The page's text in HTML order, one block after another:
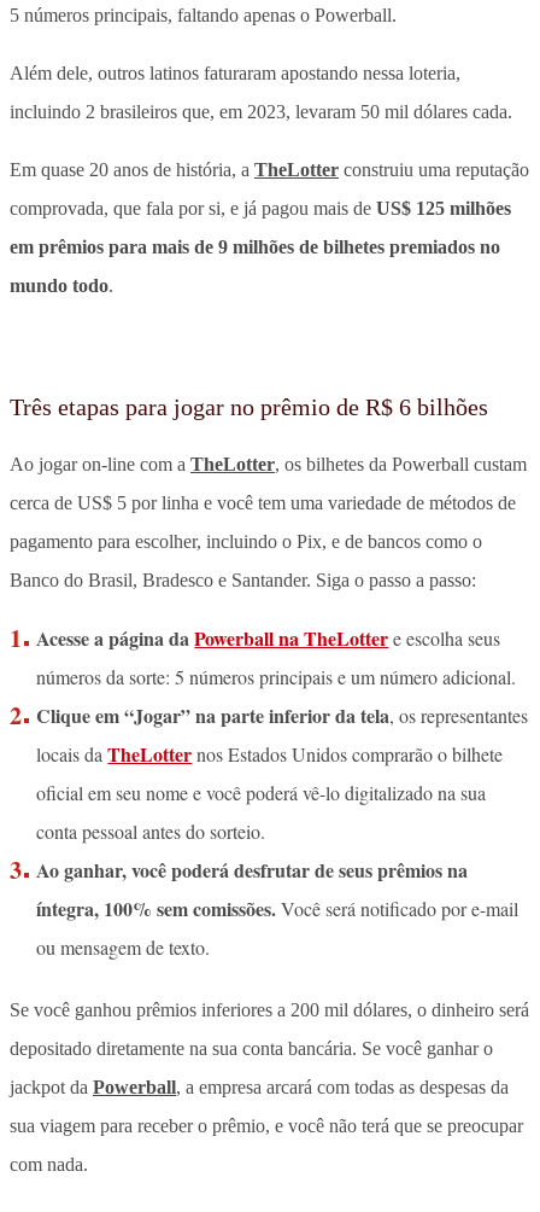
5 números principais, faltando apenas o Powerball.
Além dele, outros latinos faturaram apostando nessa loteria,
incluindo 2 brasileiros que, em 2023, levaram 50 mil dólares cada.
Em quase 20 anos de história, a TheLotter construiu uma reputação
comprovada, que fala por si, e já pagou mais de US$ 125 milhões
em prêmios para mais de 9 milhões de bilhetes premiados no
mundo todo.
Três etapas para jogar no prêmio de R$ 6 bilhões
Ao jogar on-line com a TheLotter, os bilhetes da Powerball custam
cerca de US$ 5 por linha e você tem uma variedade de métodos de
pagamento para escolher, incluindo o Pix, e de bancos como o
Banco do Brasil, Bradesco e Santander. Siga o passo a passo:
Acesse a página da Powerball na TheLottere escolha seus
números da sorte: 5 números principais e um número adicional.
Clique em “Jogar” na parte inferior da tela, os representantes
locais daTheLotternos Estados Unidos comprarão o bilhete
oficial em seu nome e você poderá vê-lo digitalizado na sua
conta pessoal antes do sorteio.
Ao ganhar, você poderá desfrutar de seus prêmios na
íntegra, 100% sem comissões.Você será notificado por e-mail
ou mensagem de texto.
Se você ganhou prêmios inferiores a 200 mil dólares, o dinheiro será
depositado diretamente na sua conta bancária. Se você ganhar o
jackpot da Powerball, a empresa arcará com todas as despesas da
sua viagem para receber o prêmio, e você não terá que se preocupar
com nada.